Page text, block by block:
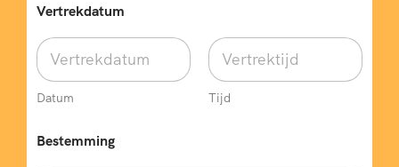
Vertrekdatum
Datum Tijd
Bestemming